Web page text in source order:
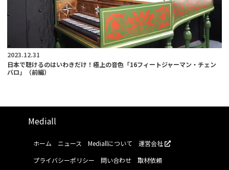
2023.12.31
日本で聴けるのはいわきだけ！極上の音色「16フィートジャーマン・チェン
バロ」（前編）
Mediall
ホーム ニュース Mediallについて
運営会社
プライバシーポリシー
問い合わせ
取材依頼